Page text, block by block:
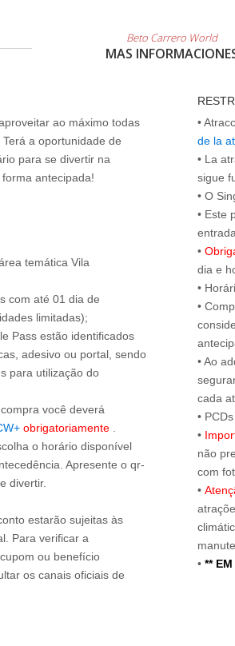
Beto Carrero World
MAS
ao máximo todas
a oportunidade de
para se divertir na
antecipada!
temática Vila
com até 01 dia de
limitadas);
Pass estão identificados
adesivo ou portal, sendo
para utilização do
você deverá
obrigatoriamente
o horário disponível
Apresente o qr-
divertir.
estarão sujeitas às
Para verificar a
ou benefício
os canais oficiais de
•
de la
• La
sigue
• O
• Este
•
dia e
•
•
• Ao
cada
•
•
não
com
•
• **